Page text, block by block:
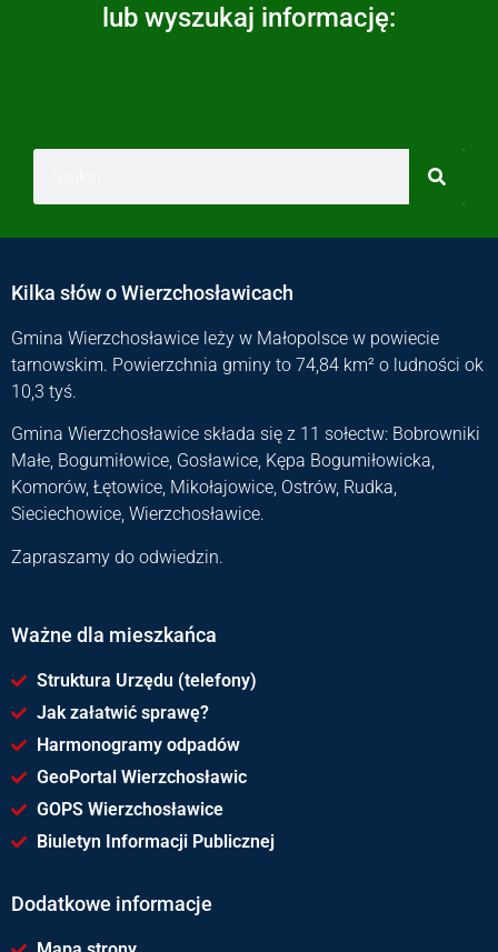
lub wyszukaj informację:
Kilka słów o Wierzchosławicach
Gmina Wierzchosławice leży w Małopolsce w powiecie
tarnowskim. Powierzchnia gminy to 74,84 km² o ludności ok
10,3 tyś.
Gmina Wierzchosławice składa się z 11 sołectw: Bobrowniki
Małe, Bogumiłowice, Gosławice, Kępa Bogumiłowicka,
Komorów, Łętowice, Mikołajowice, Ostrów, Rudka,
Sieciechowice, Wierzchosławice.
Zapraszamy do odwiedzin.
Ważne dla mieszkańca
Struktura Urzędu (telefony)
Jak załatwić sprawę?
Harmonogramy odpadów
GeoPortal Wierzchosławic
GOPS Wierzchosławice
Biuletyn Informacji Publicznej
Dodatkowe informacje